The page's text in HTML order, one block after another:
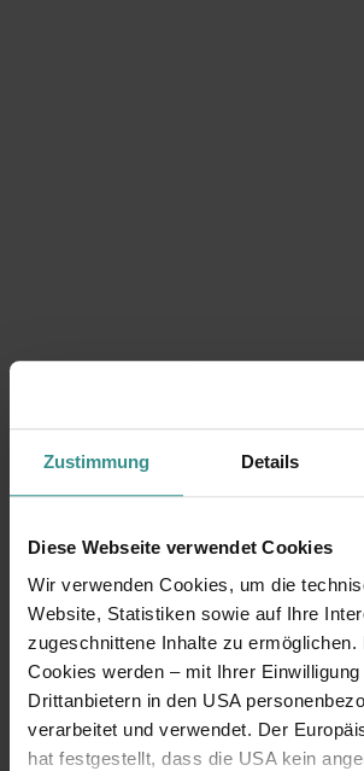
Zustimmung Details
Diese Webseite verwendet Cookies
Wir verwenden Cookies, um die
Website, Statistiken sowie auf Ihre
zugeschnittene Inhalte zu ermöglichen.
Cookies werden – mit Ihrer
Drittanbietern in den USA
verarbeitet und verwendet. Der
hat festgestellt, dass die USA kein
Du suchst nach weiteren
Dann entdecke noch mehr Konzerte,
Kulinarik und sportliche Events für deine
und Berg.
TOP
ansehen